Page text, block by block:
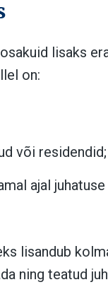
lisaks
on:
või residendid;
ajal
lisandub
ning teatud